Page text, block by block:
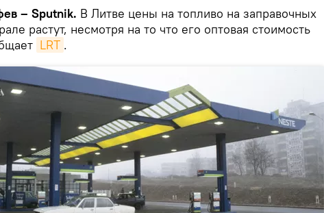
– Sputnik. В Литве цены на топливо на заправочных
растут, несмотря на то что его оптовая стоимость
LRT .